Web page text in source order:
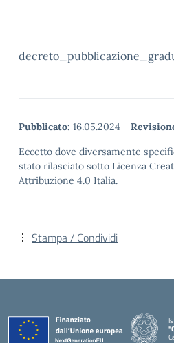
Pubblicato: 16.05.2024 -
Eccetto dove diversamente
stato rilasciato sotto Licenza
Attribuzione 4.0 Italia.
Stampa / Condividi